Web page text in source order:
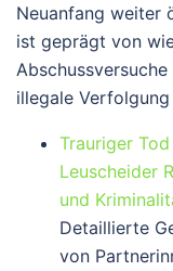
Neuanfang weiter
ist geprägt von
illegale
Trauriger
Leuscheider
und
Detaillierte
von